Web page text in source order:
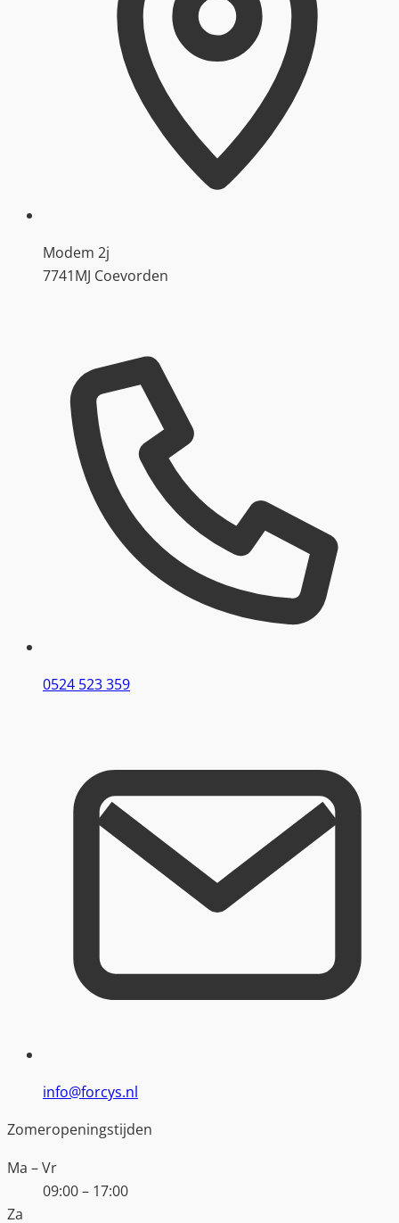
Modem 2j
7741MJ Coevorden
0524 523 359
info@forcys.nl
Zomeropeningstijden
Ma – Vr
09:00 – 17:00
Za